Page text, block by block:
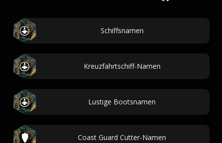
Schiffsnamen
Kreuzfahrtschiff-Namen
Lustige Bootsnamen
Coast Guard Cutter-Namen